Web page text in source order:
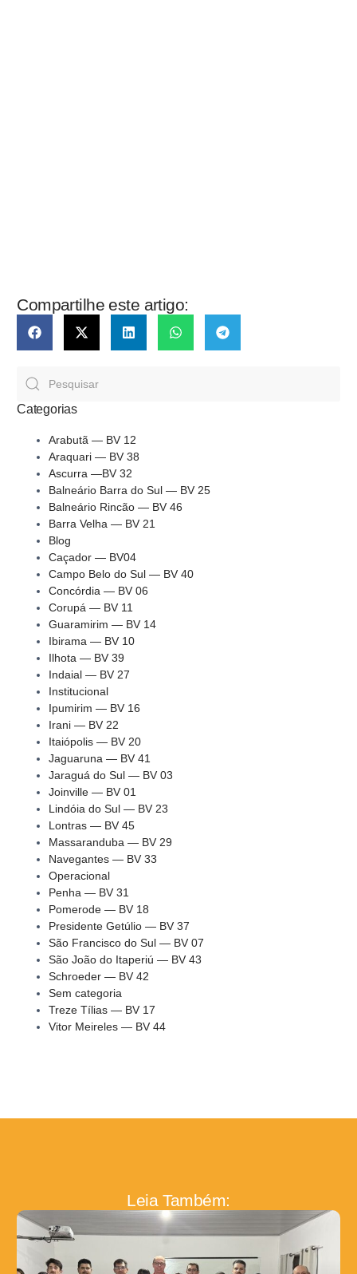
Compartilhe este artigo:
Categorias
Arabutã — BV 12
Araquari — BV 38
Ascurra —BV 32
Balneário Barra do Sul — BV 25
Balneário Rincão — BV 46
Barra Velha — BV 21
Blog
Caçador — BV04
Campo Belo do Sul — BV 40
Concórdia — BV 06
Corupá — BV 11
Guaramirim — BV 14
Ibirama — BV 10
Ilhota — BV 39
Indaial — BV 27
Institucional
Ipumirim — BV 16
Irani — BV 22
Itaiópolis — BV 20
Jaguaruna — BV 41
Jaraguá do Sul — BV 03
Joinville — BV 01
Lindóia do Sul — BV 23
Lontras — BV 45
Massaranduba — BV 29
Navegantes — BV 33
Operacional
Penha — BV 31
Pomerode — BV 18
Presidente Getúlio — BV 37
São Francisco do Sul — BV 07
São João do Itaperiú — BV 43
Schroeder — BV 42
Sem categoria
Treze Tílias — BV 17
Vitor Meireles — BV 44
Leia Também: